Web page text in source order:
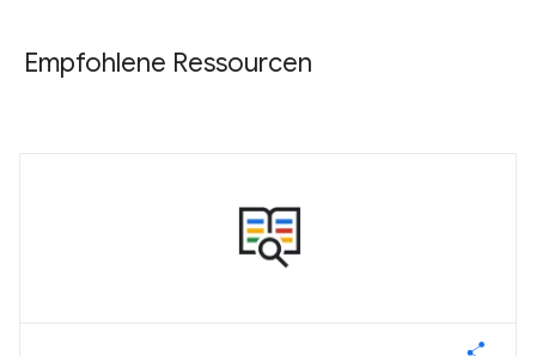
Empfohlene Ressourcen